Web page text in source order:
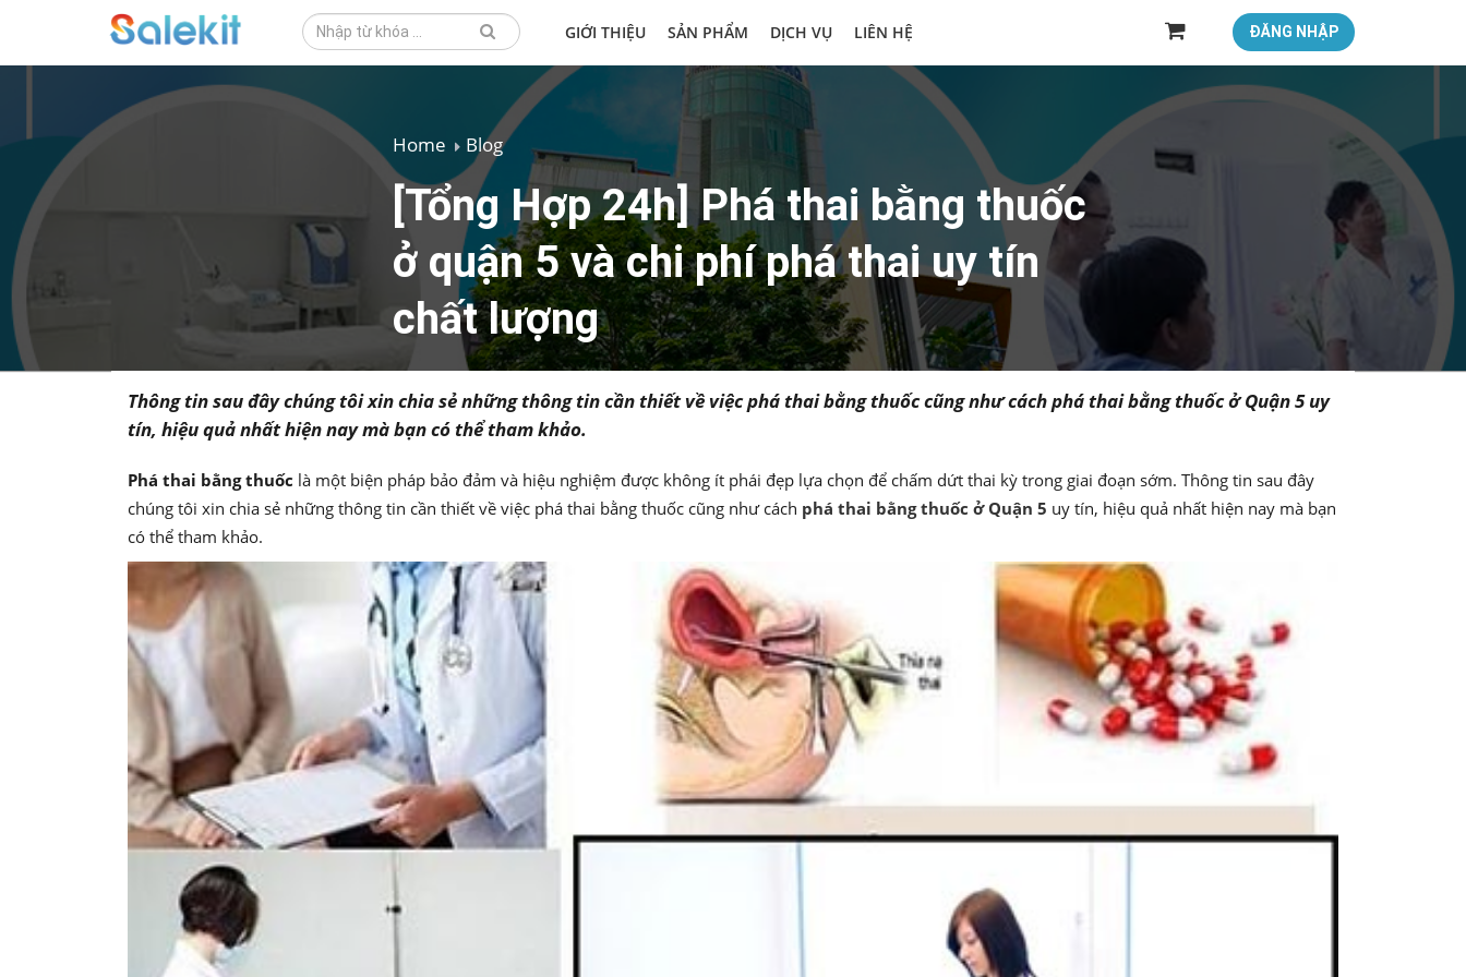
GIỚI THIỆU SẢN PHẨM DỊCH VỤ LIÊN HỆ ĐĂNG NHẬP
Home Blog
[Tổng Hợp 24h] Phá thai bằng thuốc
ở quận 5 và chi phí phá thai uy tín
chất lượng
Thông tin sau đây chúng tôi xin chia sẻ những thông tin cần thiết về việc phá thai bằng thuốc cũng như cách phá thai bằng thuốc ở Quận 5 uy
tín, hiệu quả nhất hiện nay mà bạn có thể tham khảo.
Phá thai bằng thuốc là một biện pháp bảo đảm và hiệu nghiệm được không ít phái đẹp lựa chọn để chấm dứt thai kỳ trong giai đoạn sớm. Thông tin sau đây
chúng tôi xin chia sẻ những thông tin cần thiết về việc phá thai bằng thuốc cũng như cách phá thai bằng thuốc ở Quận 5 uy tín, hiệu quả nhất hiện nay mà bạn
có thể tham khảo.